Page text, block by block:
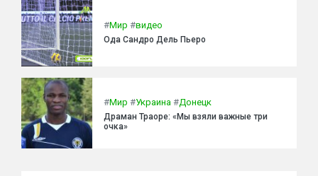
#Мир #видео
Ода Сандро Дель Пьеро
#Мир #Украина #Донецк
Драман Траоре: «Мы взяли важные три
очка»